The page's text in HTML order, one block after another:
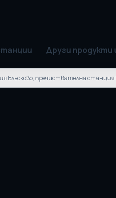
Други продукти
Блъсково, пречиствателна